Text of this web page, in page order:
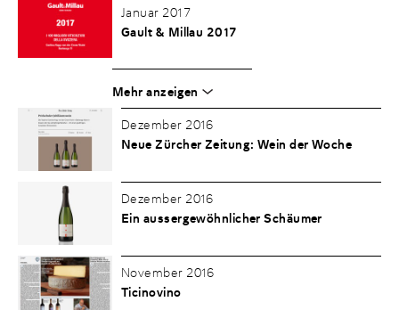
Januar 2017
Gault & Millau 2017
Mehr anzeigen
Dezember 2016
Neue Zürcher Zeitung: Wein der Woche
Dezember 2016
Ein aussergewöhnlicher Schäumer
November 2016
Ticinovino